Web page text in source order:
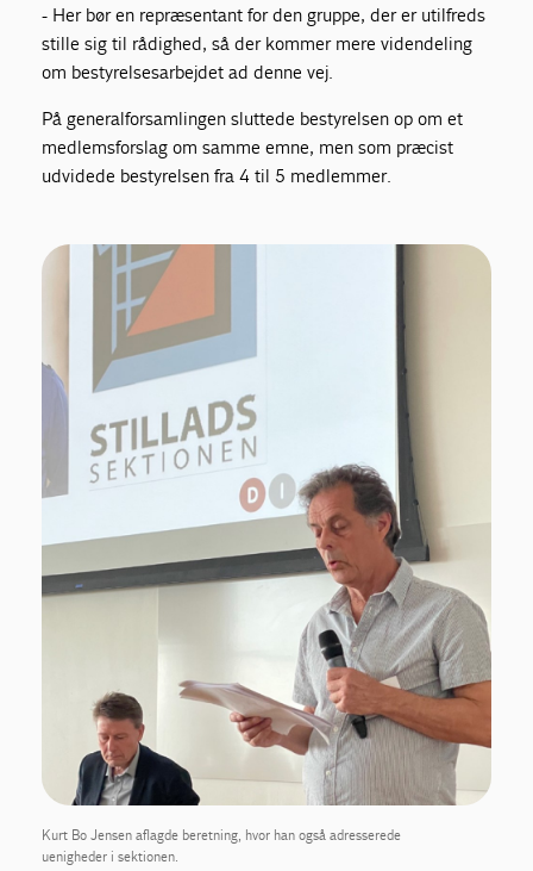
- Her bør en repræsentant for den gruppe, der er utilfreds
stille sig til rådighed, så der kommer mere videndeling
om bestyrelsesarbejdet ad denne vej.
På generalforsamlingen sluttede bestyrelsen op om et
medlemsforslag om samme emne, men som præcist
udvidede bestyrelsen fra 4 til 5 medlemmer.
Kurt Bo Jensen aflagde beretning, hvor han også adresserede
uenigheder i sektionen.